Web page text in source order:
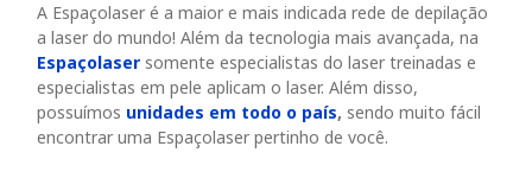
A Espaçolaser é a maior e mais indicada rede de depilação
a laser do mundo! Além da tecnologia mais avançada, na
Espaçolaser somente especialistas do laser treinadas e
especialistas em pele aplicam o laser. Além disso,
possuímos unidades em todo o país, sendo muito fácil
encontrar uma Espaçolaser pertinho de você.